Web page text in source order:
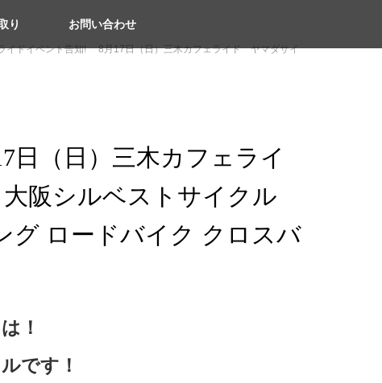
り お問い合わせ
イドイベント告知! 8月17日（日）三木カフェライド ヤマダサイ
（日）三木カフェライ
阪シルベストサイクル
グ ロードバイク クロスバ
！
です！